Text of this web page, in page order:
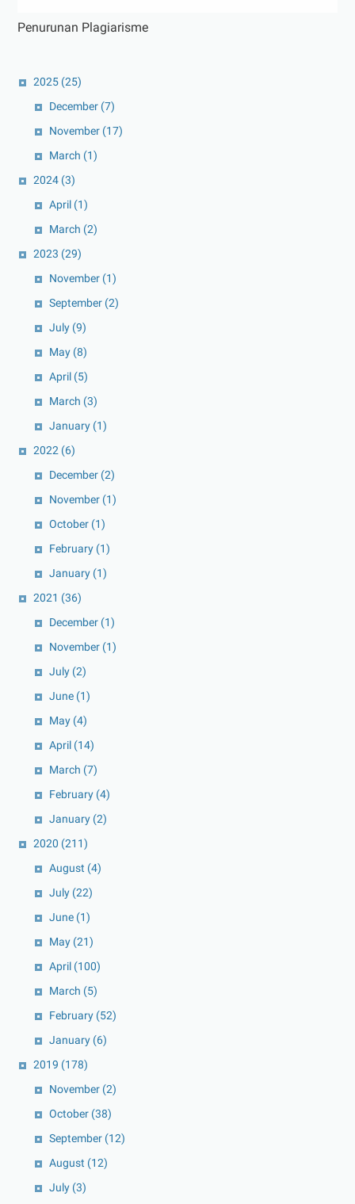
Penurunan Plagiarisme
2025 (25)
December (7)
November (17)
March (1)
2024 (3)
April (1)
March (2)
2023 (29)
November (1)
September (2)
July (9)
May (8)
April (5)
March (3)
January (1)
2022 (6)
December (2)
November (1)
October (1)
February (1)
January (1)
2021 (36)
December (1)
November (1)
July (2)
June (1)
May (4)
April (14)
March (7)
February (4)
January (2)
2020 (211)
August (4)
July (22)
June (1)
May (21)
April (100)
March (5)
February (52)
January (6)
2019 (178)
November (2)
October (38)
September (12)
August (12)
July (3)